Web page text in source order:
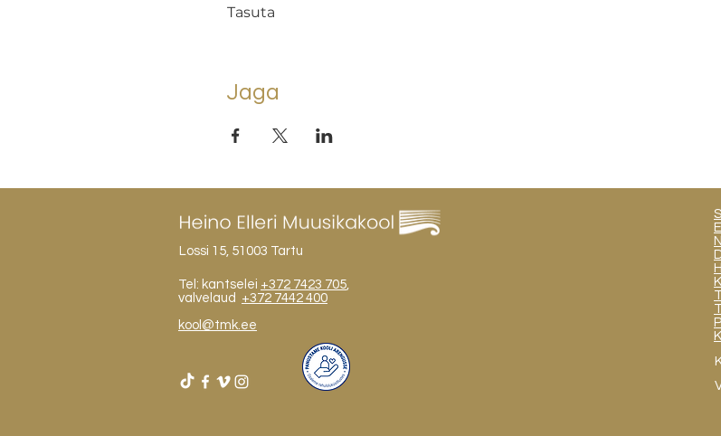
Tasuta
Jaga
Lossi 15, 51003 Tartu
Tel: kantselei +372 7423 705
valvelaud +372 7442 400
kool@tmk.ee